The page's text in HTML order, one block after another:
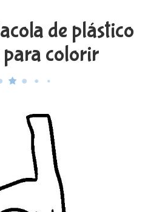
de plástico
colorir